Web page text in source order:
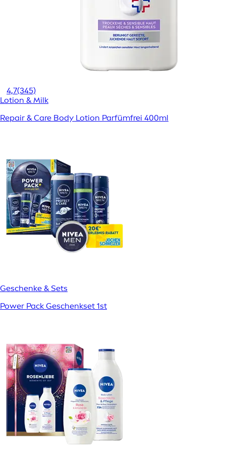
4,7(345)
Lotion & Milk
Repair & Care Body Lotion Parfümfrei 400ml
Geschenke & Sets
Power Pack Geschenkset 1st